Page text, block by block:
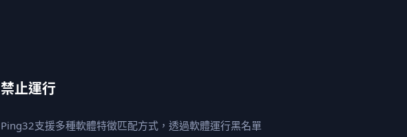
禁止運行
Ping32支援多種軟體特徵匹配方式，透過軟體運行黑名單